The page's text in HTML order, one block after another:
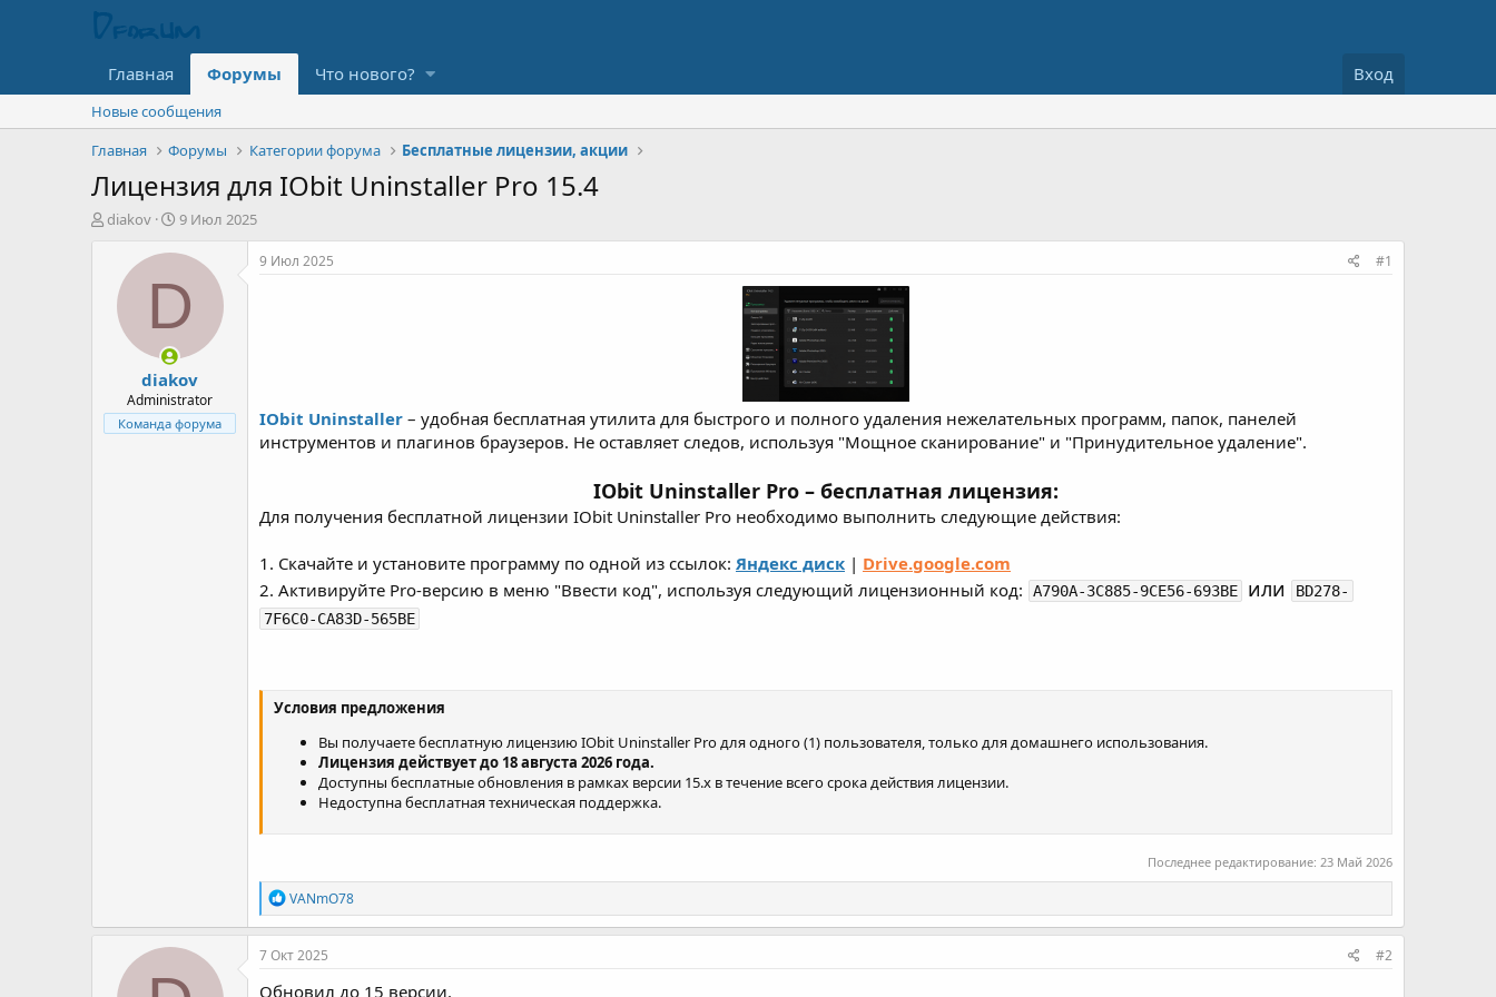
Главная Форумы Что нового? Вход
Новые сообщения
Главная
Форумы Категории форума Бесплатные лицензии, акции
Лицензия для IObit Uninstaller Pro 15.4
А
diakov
Д
т
н
а
а
л
а
9 Июл 2025
D
diakov
Administrator
Команда форума
9 Июл 2025 #1
IObit Uninstaller – удобная бесплатная утилита для быстрого и полного удаления нежелательных программ, папок, панелей
инструментов и плагинов браузеров. Не оставляет следов, используя "Мощное сканирование" и "Принудительное удаление".
IObit Uninstaller Pro – бесплатная лицензия:
Для получения бесплатной лицензии IObit Uninstaller Pro необходимо выполнить следующие действия:
1. Скачайте и установите программу по одной из ссылок: Яндекс диск | Drive.google.com
2. Активируйте Pro-версию в меню "Ввести код", используя следующий лицензионный код:
A790A-3C885-9CE56-693BE или
BD278-
7F6C0-CA83D-565BE
Условия предложения
Вы получаете бесплатную лицензию IObit Uninstaller Pro для одного (1) пользователя, только для домашнего использования.
Лицензия действуетдо 18 августа 2026 года.
Доступны бесплатные обновления в рамках версии 15.x в течение всего срока действия лицензии.
Недоступна бесплатная техническая поддержка.
Последнее редактирование: 23 Май 2026
Р
е
а
к
и
VANmO78
7 Окт 2025 #2
Обновил до 15 версии.